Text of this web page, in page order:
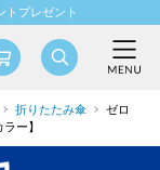
トプレゼント
折りたたみ傘
ゼロ
ー】